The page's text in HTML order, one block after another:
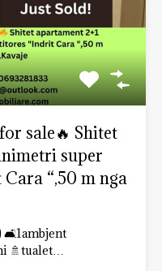
sale🔥 Shitet
super
“,50 m nga
🛋1ambjent
🚿tualet…